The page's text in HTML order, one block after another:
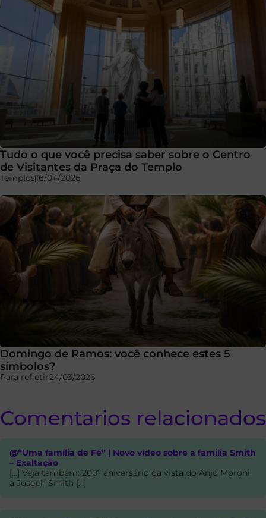
Tudo o que você precisa saber sobre o Centro
de Visitantes da Praça do Templo
Templos16/04/2026
Domingo de Ramos: você conhece estes 5
símbolos?
Para refletir24/03/2026
Comentarios relacionados
@“Uma família de Fé” | Novo vídeo sobre a família Smith
– Exaltação
[…] Veja também: 200º aniversário da vista do Anjo Morôni
a Joseph Smith […]